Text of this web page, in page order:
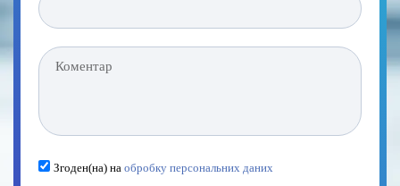
Згоден(на) на обробку персональних даних